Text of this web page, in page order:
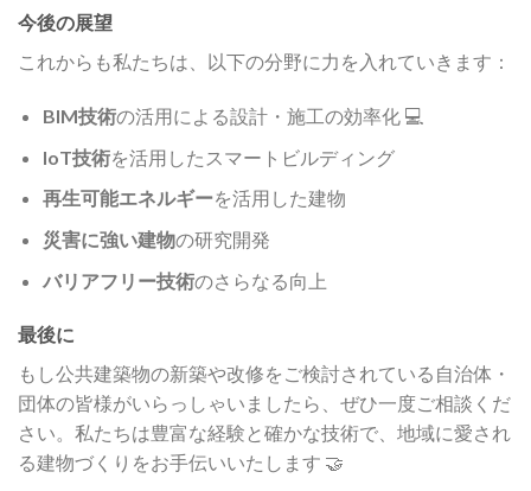
今後の展望
これからも私たちは、以下の分野に力を入れていきます：
BIM技術の活用による設計・施工の効率化 💻
IoT技術を活用したスマートビルディング
再生可能エネルギーを活用した建物
災害に強い建物の研究開発
バリアフリー技術のさらなる向上
最後に
もし公共建築物の新築や改修をご検討されている自治体・
団体の皆様がいらっしゃいましたら、ぜひ一度ご相談くだ
さい。私たちは豊富な経験と確かな技術で、地域に愛され
る建物づくりをお手伝いいたします 🤝